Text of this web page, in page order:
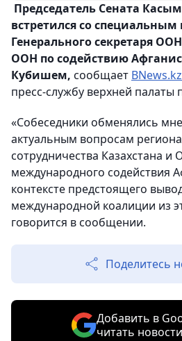
Председатель Сената
встретился со специальным
Генерального секретаря
ООН по содействию
Кубишем, сообщает BNews.kz
пресс-службу верхней палаты
«Собеседники обменялись
актуальным вопросам
сотрудничества Казахстана и
международного содействия
контексте предстоящего
международной коалиции из
говорится в сообщении.
Поделитесь
Добавить в
читать